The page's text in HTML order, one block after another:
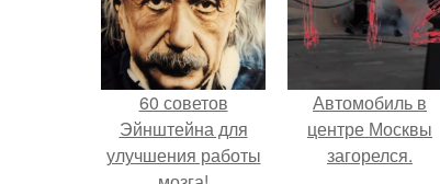
60 советов
Эйнштейна для
улучшения работы
Автомобиль в
центре Москвы
загорелся.